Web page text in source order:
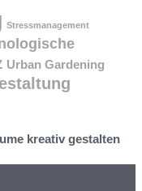
Stressmanagement
Urban Gardening
kreativ gestalten